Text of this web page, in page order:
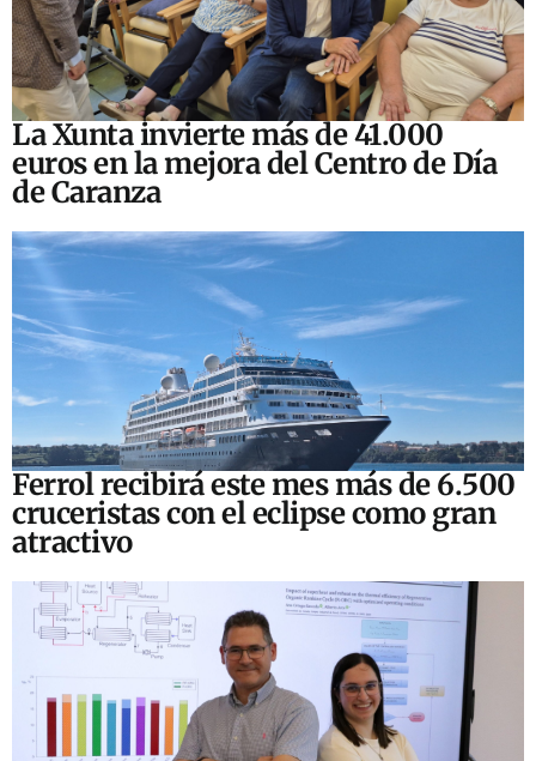
La Xunta invierte más de 41.000
euros en la mejora del Centro de Día
de Caranza
Ferrol recibirá este mes más de 6.500
cruceristas con el eclipse como gran
atractivo